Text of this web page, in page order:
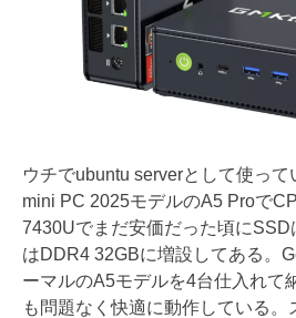
ウチでubuntu serverとして使っ
mini PC 2025モデルのA5 Proで
7430Uでまだ安価だった頃に
はDDR4 32GBに増設してある。
ーマルのA5モデルを4台仕入れて
も問題なく快適に動作している。